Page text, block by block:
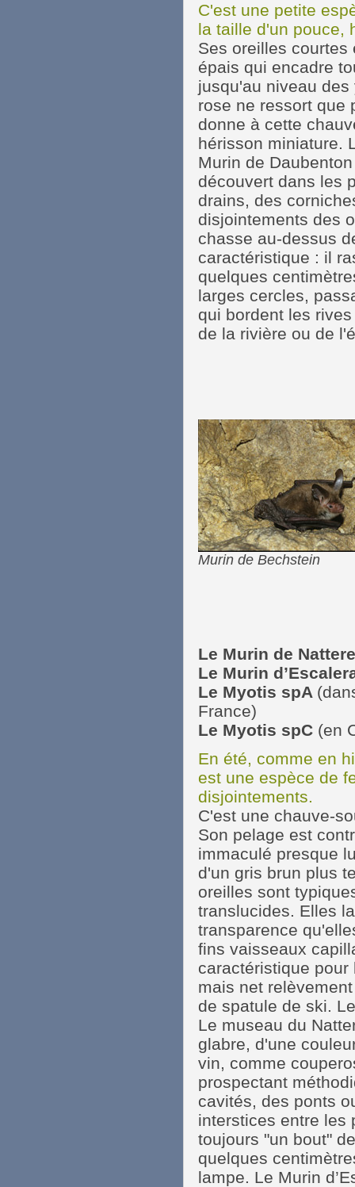
C'est une petite
la taille d'un pouce,
Ses oreilles courtes
épais qui encadre
jusqu'au niveau
rose ne ressort que
donne à cette
hérisson miniature.
Murin de
découvert dans les
drains, des
disjointements des
chasse au-dessus
caractéristique : il
quelques
larges cercles,
qui bordent les
de la rivière ou de
Murin de Bechstein
Le Murin de
Le Murin
Le Myotis spA
France)
Le Myotis spC (en
En été, comme en
est une espèce de
disjointements.
C'est une chauve-
Son pelage est
immaculé presque
d'un gris brun plus
oreilles sont
translucides. Elles
transparence
fins vaisseaux
caractéristique
mais net
de spatule de ski.
Le museau du
glabre, d'une
vin, comme
prospectant
cavités, des ponts
interstices entre les
toujours "un bout"
quelques
lampe. Le Murin